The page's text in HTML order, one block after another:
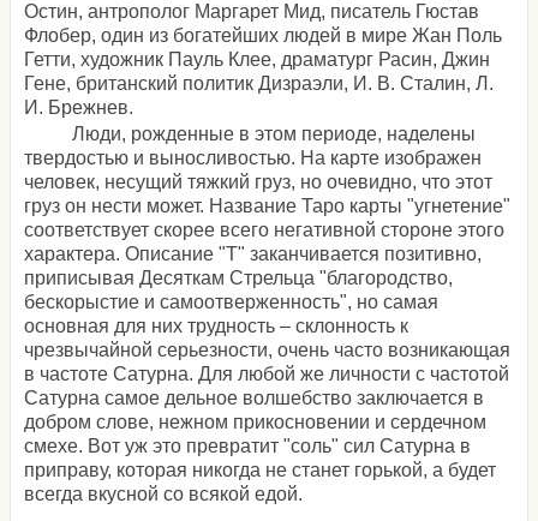
Остин, антрополог Маргарет Мид, писатель Гюстав
Флобер, один из богатейших людей в мире Жан Поль
Гетти, художник Пауль Клее, драматург Расин, Джин
Гене, британский политик Дизраэли, И. В. Сталин, Л.
И. Брежнев.
Люди, рожденные в этом периоде, наделены
твердостью и выносливостью. На карте изображен
человек, несущий тяжкий груз, но очевидно, что этот
груз он нести может. Название Таро карты "угнетение"
соответствует скорее всего негативной стороне этого
характера. Описание "Т" заканчивается позитивно,
приписывая Десяткам Стрельца "благородство,
бескорыстие и самоотверженность", но самая
основная для них трудность – склонность к
чрезвычайной серьезности, очень часто возникающая
в частоте Сатурна. Для любой же личности с частотой
Сатурна самое дельное волшебство заключается в
добром слове, нежном прикосновении и сердечном
смехе. Вот уж это превратит "соль" сил Сатурна в
приправу, которая никогда не станет горькой, а будет
всегда вкусной со всякой едой.